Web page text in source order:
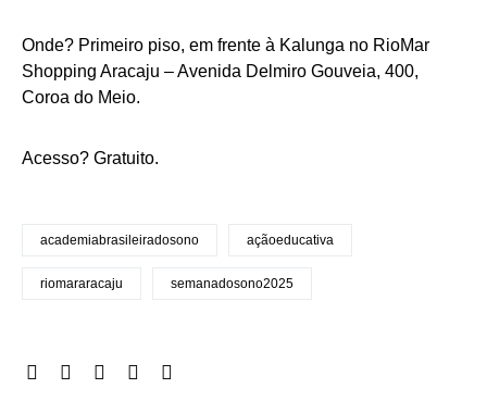
Onde? Primeiro piso, em frente à Kalunga no RioMar
Shopping Aracaju – Avenida Delmiro Gouveia, 400,
Coroa do Meio.
Acesso? Gratuito.
academiabrasileiradosono açãoeducativa
riomararacaju semanadosono2025